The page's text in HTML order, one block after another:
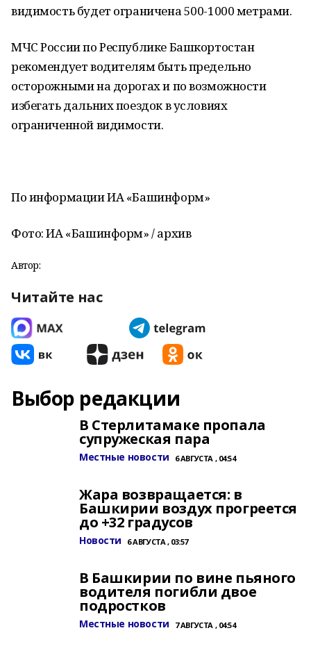
видимость будет ограничена 500-1000 метрами.
МЧС России по Республике Башкортостан
рекомендует водителям быть предельно
осторожными на дорогах и по возможности
избегать дальних поездок в условиях
ограниченной видимости.
По информации ИА «Башинформ»
Фото: ИА «Башинформ» / архив
Автор:
Читайте нас
Выбор редакции
В Стерлитамаке пропала
супружеская пара
Местные новости 6 АВГУСТА , 04:54
Жара возвращается: в
Башкирии воздух прогреется
до +32 градусов
Новости 6 АВГУСТА , 03:57
В Башкирии по вине пьяного
водителя погибли двое
подростков
Местные новости 7 АВГУСТА , 04:54